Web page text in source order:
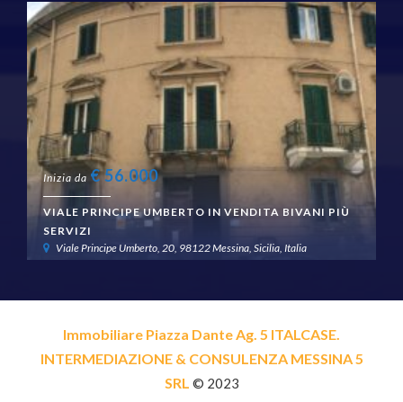
Inizia da €56.000
VIALE PRINCIPE UMBERTO IN VENDITA BIVANI PIÙ
SERVIZI
Viale Principe Umberto, 20, 98122 Messina, Sicilia, Italia
Immobiliare Piazza Dante Ag. 5 ITALCASE.
INTERMEDIAZIONE & CONSULENZA MESSINA 5
SRL © 2023